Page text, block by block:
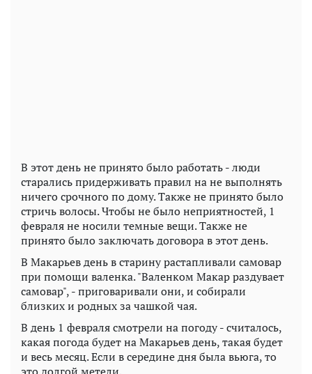
В этот день не принято было работать - люди
старались придерживать правил на не выполнять
ничего срочного по дому. Также не принято было
стричь волосы. Чтобы не было неприятностей, 1
февраля не носили темные вещи. Также не
принято было заключать договора в этот день.
В Макарьев день в старину растапливали самовар
при помощи валенка. "Валенком Макар раздувает
самовар", - приговаривали они, и собирали
близких и родных за чашкой чая.
В день 1 февраля смотрели на погоду - считалось,
какая погода будет на Макарьев день, такая будет
и весь месяц. Если в середине дня была вьюга, то